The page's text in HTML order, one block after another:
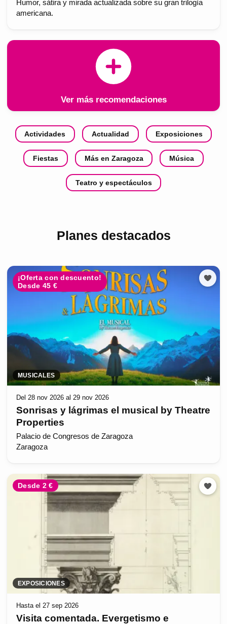
Humor, sátira y mirada actualizada sobre su gran trilogía
americana.
Ver más recomendaciones
Actividades Actualidad Exposiciones
Fiestas Más en Zaragoza Música
Teatro y espectáculos
Planes destacados
¡Oferta con descuento!
Desde 45 €
MUSICALES
Del 28 nov 2026 al 29 nov 2026
Sonrisas y lágrimas el musical by Theatre
Properties
Palacio de Congresos de Zaragoza
Zaragoza
Desde 2 €
EXPOSICIONES
Hasta el 27 sep 2026
Visita comentada. Evergetismo e